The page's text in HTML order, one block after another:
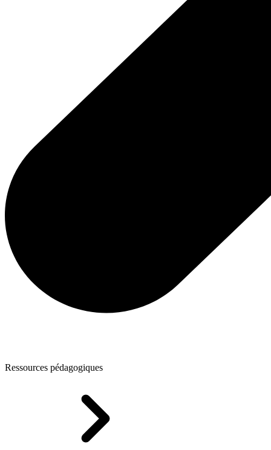
Ressources pédagogiques